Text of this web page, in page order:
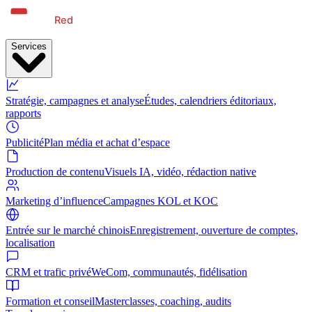
Services
Stratégie, campagnes et analyseÉtudes, calendriers éditoriaux,
rapports
PublicitéPlan média et achat d’espace
Production de contenuVisuels IA, vidéo, rédaction native
Marketing d’influenceCampagnes KOL et KOC
Entrée sur le marché chinoisEnregistrement, ouverture de comptes,
localisation
CRM et trafic privéWeCom, communautés, fidélisation
Formation et conseilMasterclasses, coaching, audits